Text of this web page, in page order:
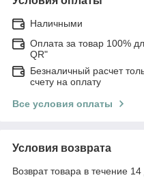
Наличными
Оплата за товар 100%
QR"
Безналичный расчет
счету на оплату
Все условия оплаты
Условия возврата
Возврат товара в течение